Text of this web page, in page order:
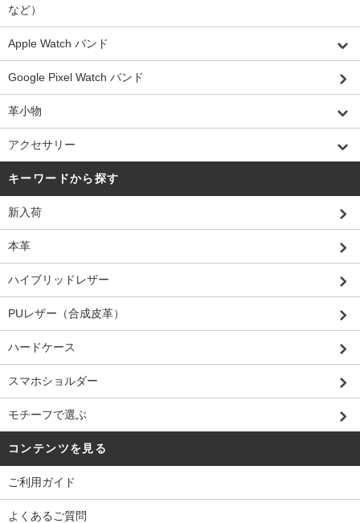
など）
Apple Watch バンド
Google Pixel Watch バンド
革小物
アクセサリー
キーワードから探す
新入荷
本革
ハイブリッドレザー
PUレザー（合成皮革）
ハードケース
スマホショルダー
モチーフで選ぶ
コンテンツを見る
ご利用ガイド
よくあるご質問